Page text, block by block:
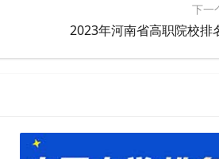
下一
2023年河南省高职院校排